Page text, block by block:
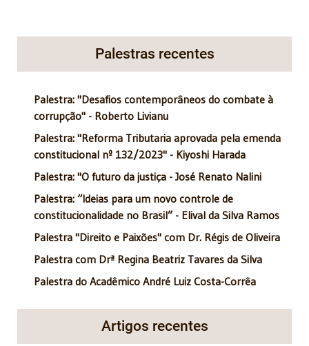
Palestras recentes
Palestra: "Desafios contemporâneos do combate à
corrupção" - Roberto Livianu
Palestra: "Reforma Tributaria aprovada pela emenda
constitucional nº 132/2023" - Kiyoshi Harada
Palestra: "O futuro da justiça - José Renato Nalini
Palestra: “Ideias para um novo controle de
constitucionalidade no Brasil” - Elival da Silva Ramos
Palestra "Direito e Paixões" com Dr. Régis de Oliveira
Palestra com Drª Regina Beatriz Tavares da Silva
Palestra do Acadêmico André Luiz Costa-Corrêa
Artigos recentes